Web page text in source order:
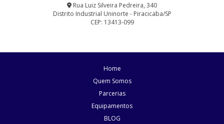
Rua Luiz Silveira Pedreira, 340
Distrito Industrial Uninorte - Piracicaba/SP
CEP: 13413-099
Home
Quem Somos
Parcerias
Equipamentos
BLOG